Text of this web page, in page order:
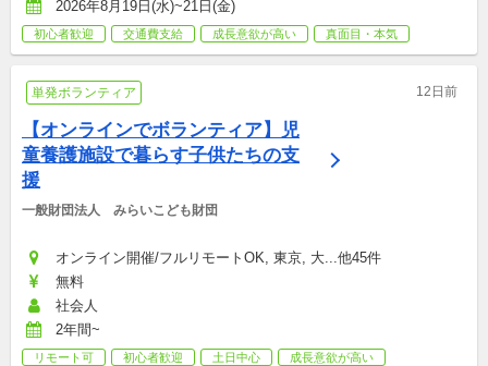
2026年8月19日(水)~21日(金)
初心者歓迎 交通費支給 成長意欲が高い 真面目・本気
単発ボランティア 12日前
【オンラインでボランティア】児
童養護施設で暮らす子供たちの支
援
一般財団法人　みらいこども財団
オンライン開催/フルリモートOK, 東京, 大...他45件
無料
社会人
2年間~
リモート可 初心者歓迎 土日中心
成長意欲が高い